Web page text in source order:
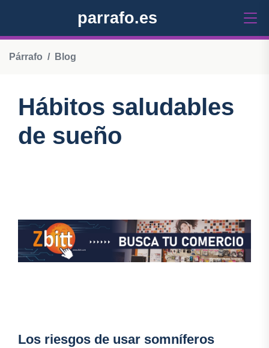
parrafo.es
Párrafo Blog
Hábitos saludables
de sueño
Los riesgos de usar somníferos